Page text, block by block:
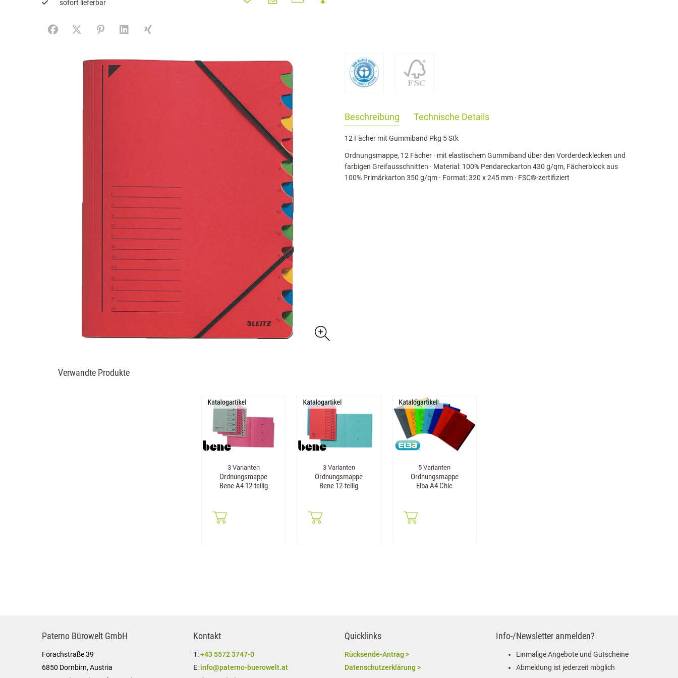
sofort lieferbar
FacebookX (#[creator\plugin\share\core\structs\SocialSharingServiceSettings]:formaly_twitter#)
PinterestLinkedInXing
Beschreibung Technische Details
12 Fächer mit Gummiband Pkg 5 Stk
Ordnungsmappe, 12 Fächer · mit elastischem Gummiband über den Vorderdecklecken und
farbigen Greifausschnitten · Material: 100% Pendareckarton 430 g/qm, Fächerblock aus
100% Primärkarton 350 g/qm · Format: 320 x 245 mm · FSC®-zertifiziert
Verwandte Produkte
3 Varianten
Ordnungsmappe
Bene A4 12-teilig
3 Varianten
Ordnungsmappe
Bene 12-teilig
5 Varianten
Ordnungsmappe
Elba A4 Chic
Paterno Bürowelt GmbH
Forachstraße 39
6850 Dornbirn, Austria
Kontakt
T:+43 5572 3747-0
E: info@paterno-buerowelt.at
Quicklinks
Rücksende-Antrag >
Datenschutzerklärung >
Info-/Newsletter anmelden?
Einmalige Angebote und Gutscheine
Abmeldung ist jederzeit möglich